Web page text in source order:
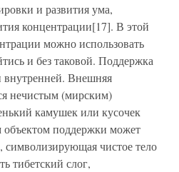
и развития ума,
концентрации[17]. В этой
можно использовать
и без таковой. Поддержка
Внешняя
нечистым (мирским)
камушек или кусочек
поддержки может
символизирующая чистое тело
тибетский слог,